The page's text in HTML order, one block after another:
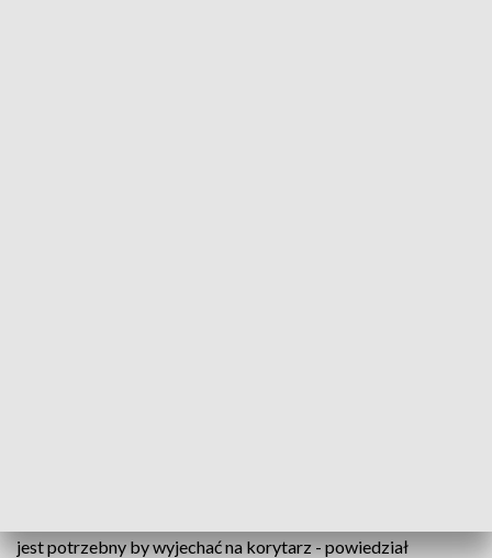
jest potrzebny by wyjechać na korytarz - powiedział